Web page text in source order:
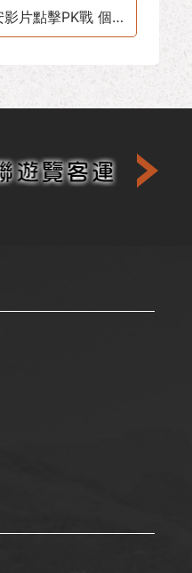
縣府道安影片點擊PK戰 個性機車哥勝出 今抽獎幸運民眾出爐 獨得品牌專業安全帽一頂